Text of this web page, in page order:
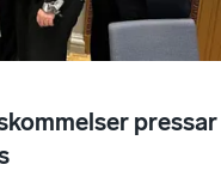
pressar